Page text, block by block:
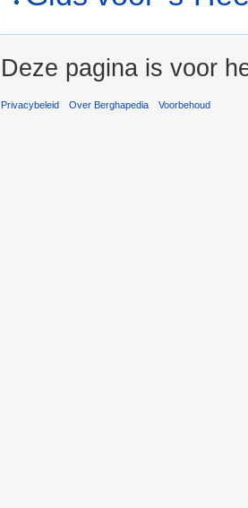
Deze pagina is voor
Privacybeleid Over Berghapedia Voorbehoud